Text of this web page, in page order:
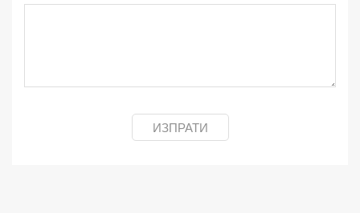
ИЗПРАТИ